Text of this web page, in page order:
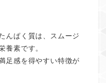
んぱく質は、スムージ
養素です。
足感を得やすい特徴が